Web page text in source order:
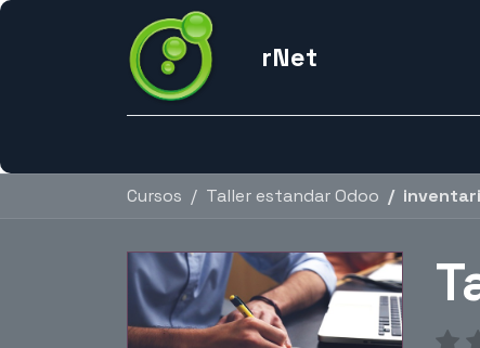
rNet
Cursos Taller estandar Odoo